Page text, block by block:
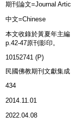
期刊論文=Journal
中文=Chinese
本文收錄於黃夏年主
p.42-47原刊影印。
10152741 (P)
民國佛教期刊文獻集
434
2014.11.01
2022.04.08